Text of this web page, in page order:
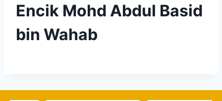
Encik Mohd Abdul Basid
bin Wahab